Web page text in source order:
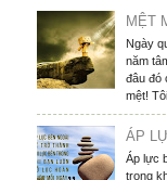
MỆT
Ngày
năm
đâu đó
mệt!
ÁP
Áp lực
trong